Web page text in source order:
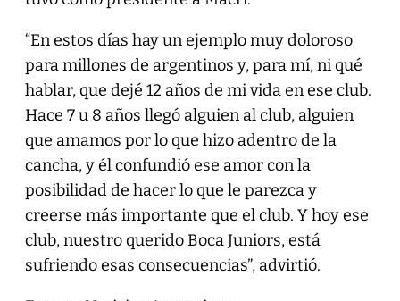
“En estos días hay un ejemplo muy doloroso
para millones de argentinos y, para mí, ni qué
hablar, que dejé 12 años de mi vida en ese club.
Hace 7 u 8 años llegó alguien al club, alguien
que amamos por lo que hizo adentro de la
cancha, y él confundió ese amor con la
posibilidad de hacer lo que le parezca y
creerse más importante que el club. Y hoy ese
club, nuestro querido Boca Juniors, está
sufriendo esas consecuencias”, advirtió.